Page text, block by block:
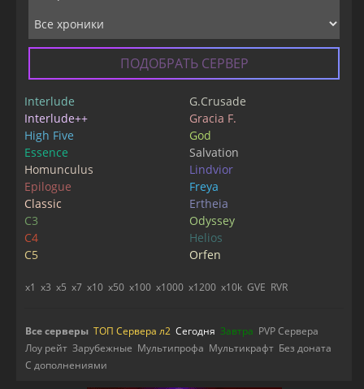
ПОДОБРАТЬ СЕРВЕР
Interlude
Interlude++
High Five
Essence
Homunculus
Epilogue
Classic
C3
C4
C5
G.Crusade
Gracia F.
God
Salvation
Lindvior
Freya
Ertheia
Odyssey
Helios
Orfen
x1 x3 x5 x7 x10 x50 x100 x1000 x1200 x10k GVE RVR
Все серверы ТОП Сервера л2 Сегодня Завтра PVP Сервера
Лоу рейт Зарубежные Мультипрофа Мультикрафт Без доната
С дополнениями